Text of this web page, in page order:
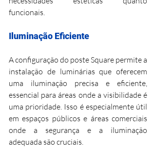
funcionais.
Iluminação Eficiente
A configuração do poste Square permite a
instalação de luminárias que oferecem
uma iluminação precisa e eficiente,
essencial para áreas onde a visibilidade é
uma prioridade. Isso é especialmente útil
em espaços públicos e áreas comerciais
onde a segurança e a iluminação
adequada são cruciais.